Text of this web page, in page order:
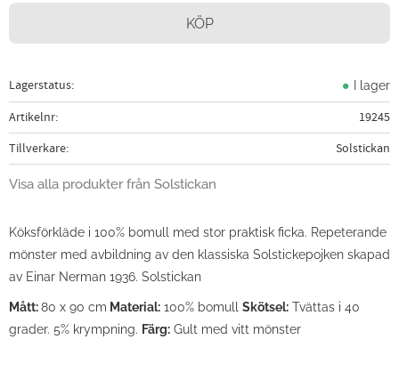
KÖP
Lagerstatus I lager
Artikelnr
19245
Tillverkare
Solstickan
Visa alla produkter från Solstickan
Köksförkläde i 100% bomull med stor praktisk ficka. Repeterande
mönster med avbildning av den klassiska Solstickepojken skapad
av Einar Nerman 1936. Solstickan
Mått:80 x 90 cm Material: 100% bomull Skötsel: Tvättas i 40
grader. 5% krympning. Färg: Gult med vitt mönster